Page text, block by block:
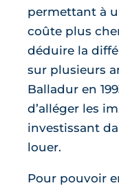
permettant à
coûte plus
déduire la
sur plusieurs
Balladur en
d’alléger les
investissant
louer.
Pour pouvoir